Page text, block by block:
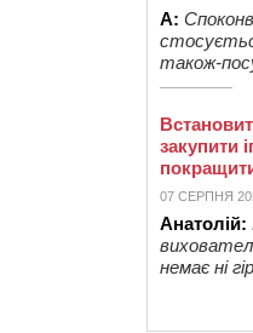
А:
також-
закупити
07 СЕРПНЯ
Анатолій:
немає ні